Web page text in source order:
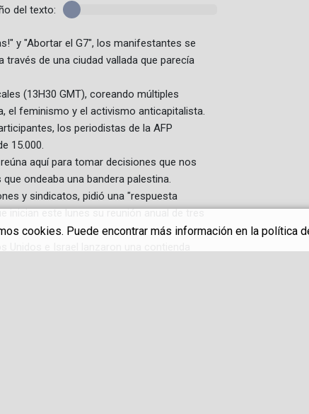
cookies. Puede encontrar más información en la política
del texto:
y "Abortar el G7", los manifestantes se
de una ciudad vallada que parecía
(13H30 GMT), coreando múltiples
el feminismo y el activismo anticapitalista.
los periodistas de la AFP
15.000.
aquí para tomar decisiones que nos
ondeaba una bandera palestina.
y sindicatos, pidió una "respuesta